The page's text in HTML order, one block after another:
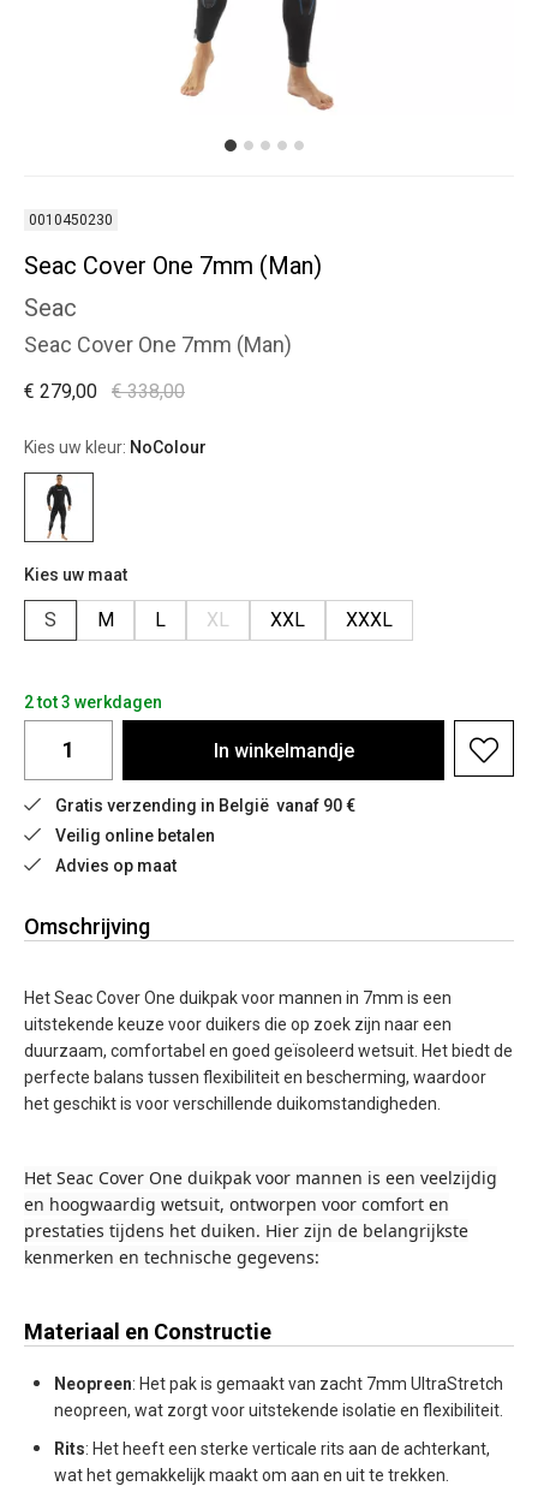
0010450230
Seac Cover One 7mm (Man)
Seac
Seac Cover One 7mm (Man)
€ 338,00
€ 279,00
Kies uw kleur: NoColour
Kies uw maat
S M L XL XXL XXXL
2 tot 3 werkdagen
In winkelmandje
Gratis verzending in België  vanaf 90 €
Veilig online betalen
Advies op maat
Omschrijving
Het Seac Cover One duikpak voor mannen in 7mm is een
uitstekende keuze voor duikers die op zoek zijn naar een
duurzaam, comfortabel en goed geïsoleerd wetsuit. Het biedt de
perfecte balans tussen flexibiliteit en bescherming, waardoor
het geschikt is voor verschillende duikomstandigheden.
Het Seac Cover One duikpak voor mannen is een veelzijdig
en hoogwaardig wetsuit, ontworpen voor comfort en
prestaties tijdens het duiken. Hier zijn de belangrijkste
kenmerken en technische gegevens:
Materiaal en Constructie
Neopreen: Het pak is gemaakt van zacht 7mm UltraStretch
neopreen, wat zorgt voor uitstekende isolatie en flexibiliteit.
Rits: Het heeft een sterke verticale rits aan de achterkant,
wat het gemakkelijk maakt om aan en uit te trekken.